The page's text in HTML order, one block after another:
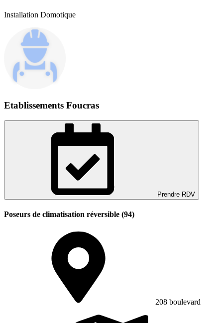
Installation Domotique
Etablissements Foucras
Prendre RDV
Poseurs de climatisation réversible (94)
208 boulevard